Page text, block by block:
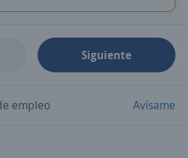
Siguiente
empleo Avísame